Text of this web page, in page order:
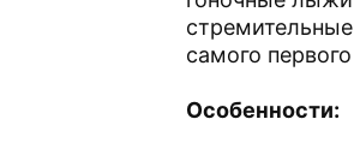
самого
Особенности: